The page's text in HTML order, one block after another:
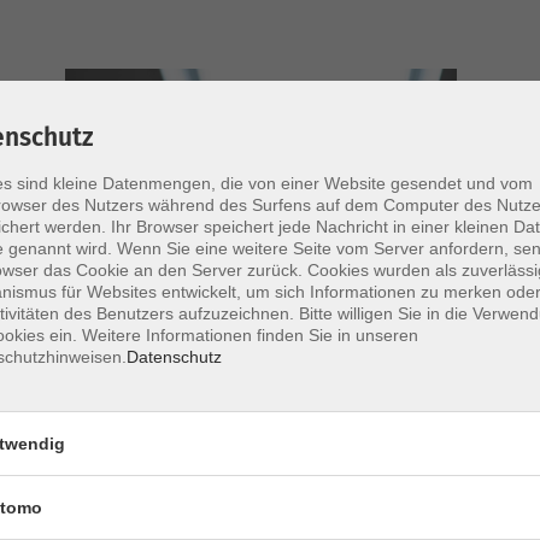
sind kleine Datenmengen, die von einer Website gesendet und vom
des Nutzers während des Surfens auf dem Computer des
werden. Ihr Browser speichert jede Nachricht in einer kleinen
genannt wird. Wenn Sie eine weitere Seite vom Server anfordern,
das Cookie an den Server zurück. Cookies wurden als
für Websites entwickelt, um sich Informationen zu merken
des Benutzers aufzuzeichnen. Bitte willigen Sie in die
ein. Weitere Informationen finden Sie in unseren
Datenschutz